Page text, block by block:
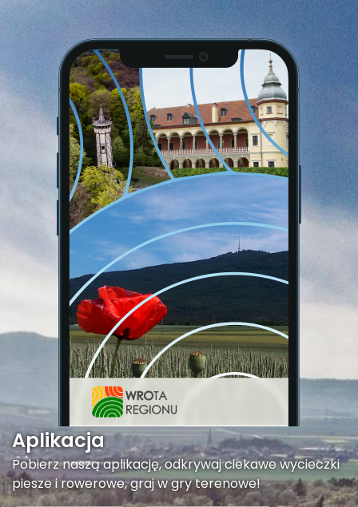
Aplikacja
Pobierz naszą aplikację, odkrywaj ciekawe wycieczki
piesze i rowerowe, graj w gry terenowe!